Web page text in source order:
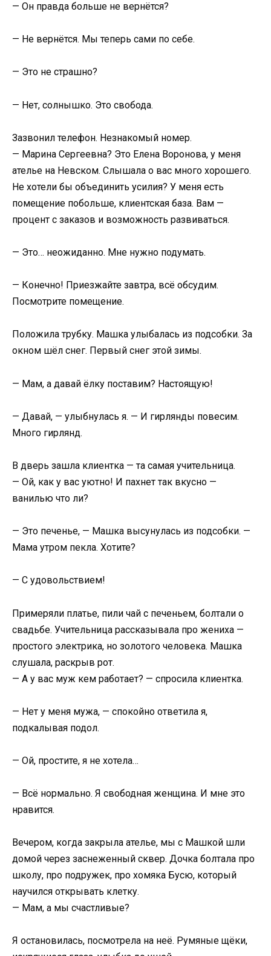
— Он правда больше не вернётся?
— Не вернётся. Мы теперь сами по себе.
— Это не страшно?
— Нет, солнышко. Это свобода.
Зазвонил телефон. Незнакомый номер.
— Марина Сергеевна? Это Елена Воронова, у меня
ателье на Невском. Слышала о вас много хорошего.
Не хотели бы объединить усилия? У меня есть
помещение побольше, клиентская база. Вам —
процент с заказов и возможность развиваться.
— Это… неожиданно. Мне нужно подумать.
— Конечно! Приезжайте завтра, всё обсудим.
Посмотрите помещение.
Положила трубку. Машка улыбалась из подсобки. За
окном шёл снег. Первый снег этой зимы.
— Мам, а давай ёлку поставим? Настоящую!
— Давай, — улыбнулась я. — И гирлянды повесим.
Много гирлянд.
В дверь зашла клиентка — та самая учительница.
— Ой, как у вас уютно! И пахнет так вкусно —
ванилью что ли?
— Это печенье, — Машка высунулась из подсобки. —
Мама утром пекла. Хотите?
— С удовольствием!
Примеряли платье, пили чай с печеньем, болтали о
свадьбе. Учительница рассказывала про жениха —
простого электрика, но золотого человека. Машка
слушала, раскрыв рот.
— А у вас муж кем работает? — спросила клиентка.
— Нет у меня мужа, — спокойно ответила я,
подкалывая подол.
— Ой, простите, я не хотела…
— Всё нормально. Я свободная женщина. И мне это
нравится.
Вечером, когда закрыла ателье, мы с Машкой шли
домой через заснеженный сквер. Дочка болтала про
школу, про подружек, про хомяка Бусю, который
научился открывать клетку.
— Мам, а мы счастливые?
Я остановилась, посмотрела на неё. Румяные щёки,